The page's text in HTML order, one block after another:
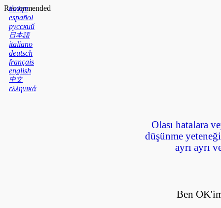
Recommended
türkçe
español
русский
日本語
italiano
deutsch
français
english
中文
ελληνικά
Olası hatalara
düşünme
ayrı ayrı
Ben